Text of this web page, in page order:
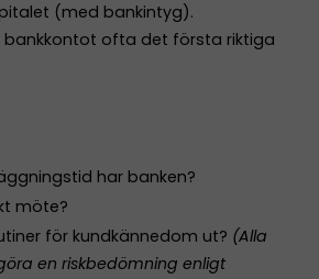
(med bankintyg).
bankkontot ofta det första riktiga
har banken?
möte?
för kundkännedom ut? (Alla
en riskbedömning enligt